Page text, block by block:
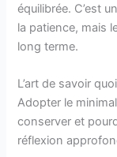
équilibrée. C’est
la patience, mais
long terme.
L’art de savoir
Adopter le
conserver et
réflexion